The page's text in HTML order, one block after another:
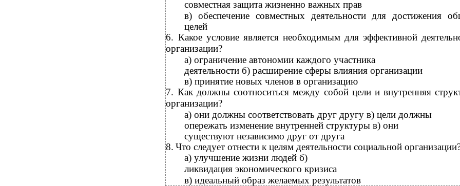
совместная защита жизненно важных прав
в) обеспечение совместных деятельности для достижения
целей
6. Какое условие является необходимым для эффективной
организации?
а) ограничение автономии каждого участника
деятельности б) расширение сферы влияния организации
в) принятие новых членов в организацию
7. Как должны соотноситься между собой цели и внутренняя
организации?
а) они должны соответствовать друг другу в) цели должны
опережать изменение внутренней структуры в) они
существуют независимо друг от друга
8. Что следует отнести к целям деятельности социальной
а) улучшение жизни людей б)
ликвидация экономического кризиса
в) идеальный образ желаемых результатов